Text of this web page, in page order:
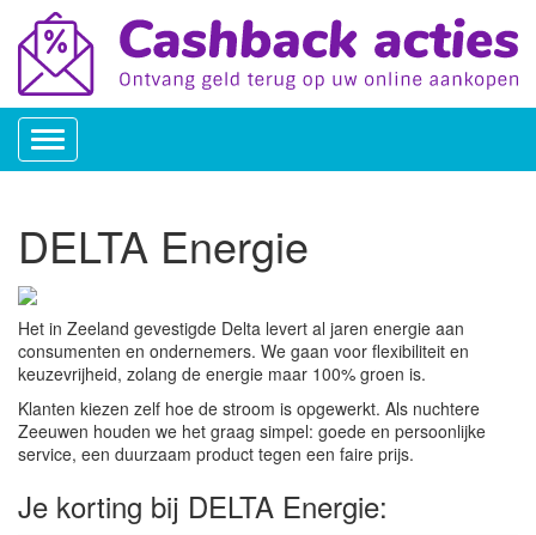
Toggle
navigation
DELTA Energie
Het in Zeeland gevestigde Delta levert al jaren energie aan
consumenten en ondernemers. We gaan voor flexibiliteit en
keuzevrijheid, zolang de energie maar 100% groen is.
Klanten kiezen zelf hoe de stroom is opgewerkt. Als nuchtere
Zeeuwen houden we het graag simpel: goede en persoonlijke
service, een duurzaam product tegen een faire prijs.
Je korting bij DELTA Energie: